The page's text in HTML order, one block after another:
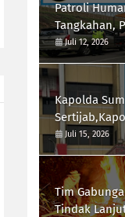
Patroli
Tangkahan,
Himbau
Keselamatan
Juli 12, 2026
Kapolda
Hannry
Resmi
Juli 15, 2026
Tim
Tindak